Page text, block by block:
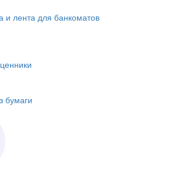
и лента для банкоматов
бумаги